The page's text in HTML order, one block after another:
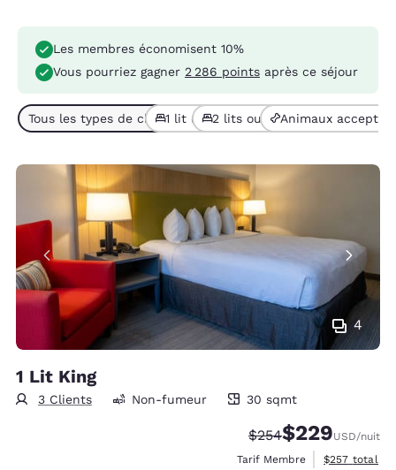
Les membres économisent 10%
Vous pourriez gagner 2 286 points après ce séjour
Tous les types de chambres (4)
1 lit (2) 2 lits ou + (2)Animaux acceptés
4
1 Lit King
3 Clients
30 mètres carrés
Non-fumeur 30 sqmt
Tarif barré :
$254Tarif réduit :
$229USD/nuit
Tarif Membre
Afficher les
$257 total